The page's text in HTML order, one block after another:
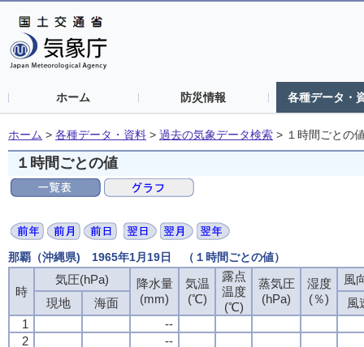
ホーム 防災情報 各種データ・
ホーム > 各種データ・資料 > 過去の気象データ検索 > １時間ごとの
１時間ごとの値
那覇（沖縄県) 1965年1月19日 （１時間ごとの値）
時
気圧(hPa)
降水量
(mm)
気温
(℃)
露点
温度
(℃)
蒸気圧
(hPa)
湿度
(％)
風
現地
海面
風
1
--
2
--